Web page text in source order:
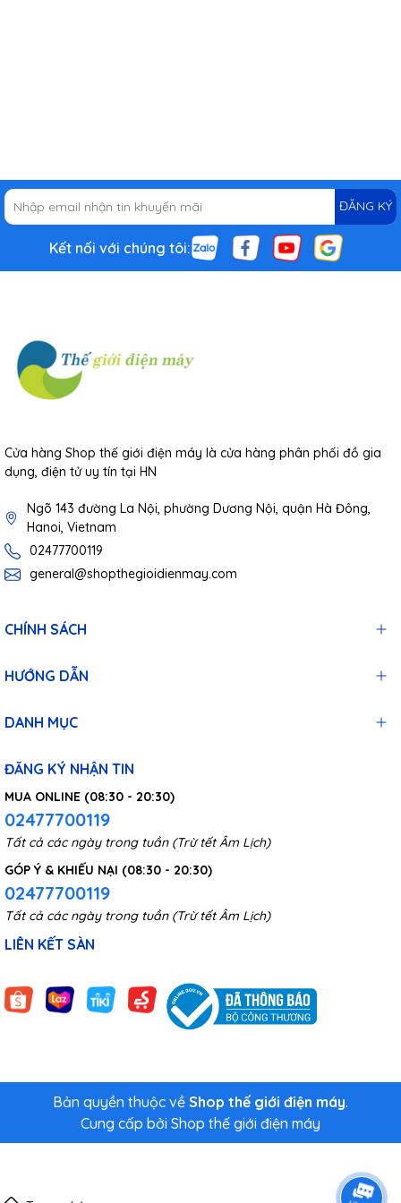
ĐĂNG KÝ
Kết nối với chúng tôi:
Cửa hàng Shop thế giới điện máy là cửa hàng phân phối đồ gia
dụng, điện tử uy tín tại HN
Ngõ 143 đường La Nội, phường Dương Nội, quận Hà Đông,
Hanoi, Vietnam
02477700119
general@shopthegioidienmay.com
CHÍNH SÁCH
HƯỚNG DẪN
DANH MỤC
ĐĂNG KÝ NHẬN TIN
MUA ONLINE (08:30 - 20:30)
02477700119
Tất cả các ngày trong tuần (Trừ tết Âm Lịch)
GÓP Ý & KHIẾU NẠI (08:30 - 20:30)
02477700119
Tất cả các ngày trong tuần (Trừ tết Âm Lịch)
LIÊN KẾT SÀN
Bản quyền thuộc về Shop thế giới điện máy.
Cung cấp bởi Shop thế giới điện máy